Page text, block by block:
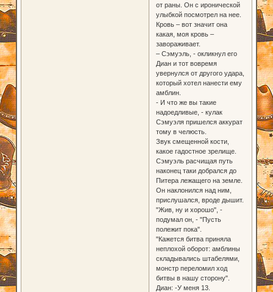
от раны. Он с иронической
улыбкой посмотрел на нее.
Кровь – вот значит она
какая, моя кровь –
завораживает.
– Сэмуэль, - окликнул его
Диан и тот вовремя
увернулся от другого удара,
который хотел нанести ему
амблин.
- И что же вы такие
надоедливые, - кулак
Сэмуэля пришелся аккурат
тому в челюсть.
Звук смещенной кости,
какое гадостное зрелище.
Сэмуэль расчищая путь
наконец таки добрался до
Питера лежащего на земле.
Он наклонился над ним,
прислушался, вроде дышит.
"Жив, ну и хорошо", -
подумал он, - "Пусть
полежит пока".
"Кажется битва приняла
неплохой оборот: амблины
складывались штабелями,
монстр переломил ход
битвы в нашу сторону".
Диан: -У меня 13.